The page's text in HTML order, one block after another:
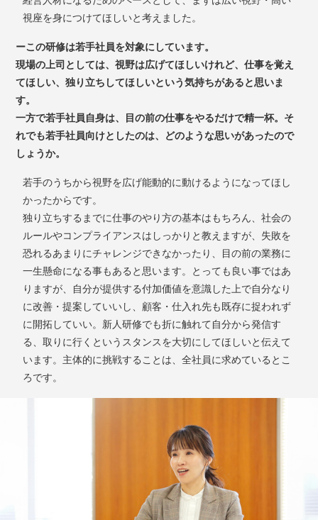
視座を身につけてほしいと考えました。
ーこの研修は若手社員を対象にしています。
現場の上司としては、視野は広げてほしいけれど、仕事を覚え
てほしい、独り立ちしてほしいという気持ちがあると思いま
す。
一方で若手社員自身は、目の前の仕事をやるだけで精一杯。そ
れでも若手社員向けとしたのは、どのような思いがあったので
しょうか。
若手のうちから視野を広げ能動的に動けるようになってほし
かったからです。
独り立ちするまでに仕事のやり方の基本はもちろん、社会の
ルールやコンプライアンスはしっかりと教えますが、失敗を
恐れるあまりにチャレンジできなかったり、目の前の業務に
一生懸命になる事もあると思います。とっても良い事ではあ
りますが、自分が提供する付加価値を意識した上で自分なり
に改善・提案していいし、顧客・仕入れ先も既存に捉われず
に開拓していい。新人研修でも折に触れて自分から発信す
る、取りに行くというスタンスを大切にしてほしいと伝えて
います。主体的に挑戦することは、全社員に求めているとこ
ろです。